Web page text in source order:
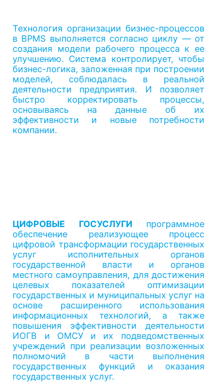
Технология организации бизнес-процессов
в BPMS выполняется согласно циклу — от
создания модели рабочего процесса к ее
улучшению. Система контролирует, чтобы
бизнес-логика, заложенная при построении
моделей, соблюдалась в реальной
деятельности предприятия. И позволяет
быстро корректировать процессы,
основываясь на данные об их
эффективности и новые потребности
компании.
ЦИФРОВЫЕ ГОСУСЛУГИ программное
обеспечение реализующее процесс
цифровой трансформации государственных
услуг исполнительных органов
государственной власти и органов
местного самоуправления, для достижения
целевых показателей оптимизации
государственных и муниципальных услуг на
основе расширенного использования
информационных технологий, а также
повышения эффективности деятельности
ИОГВ и ОМСУ и их подведомственных
учреждений при реализации возложенных
полномочий в части выполнения
государственных функций и оказания
государственных услуг.